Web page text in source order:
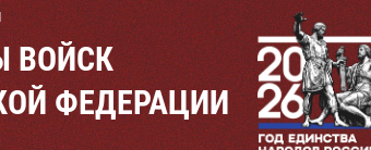
ВОЙСК
ФЕДЕРАЦИИ